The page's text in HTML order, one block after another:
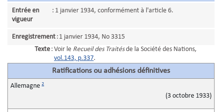
Entrée en
vigueur
: 1 janvier 1934, conformément à l'article 6.
Enregistrement : 1 janvier 1934, No 3315
Texte : Voir le Recueil des Traitésde la Société des Nations,
vol.143, p.337.
Ratifications ou adhésions définitives
Allemagne 2
(3 octobre 1933)